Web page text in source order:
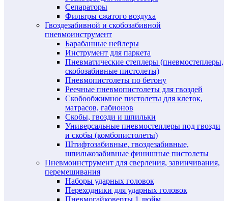
Сепараторы
Фильтры сжатого воздуха
Гвоздезабивной и скобозабивной
пневмоинструмент
Барабанные нейлеры
Инструмент для паркета
Пневматические степлеры (пневмостеплеры,
скобозабивные пистолеты)
Пневмопистолеты по бетону
Реечные пневмопистолеты для гвоздей
Скобообжимное пистолеты для клеток,
матрасов, габионов
Скобы, гвозди и шпильки
Универсальные пневмостеплеры под гвозди
и скобы (комбопистолеты)
Штифтозабивные, гвоздезабивные,
шпилькозабивные финишные пистолеты
Пневмоинструмент для сверления, завинчивания,
перемешивания
Наборы ударных головок
Переходники для ударных головок